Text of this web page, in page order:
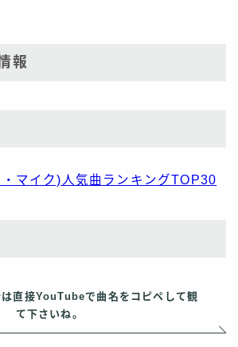
報
マイク)人気曲ランキングTOP30
直接YouTubeで曲名をコピペして観
て下さいね。